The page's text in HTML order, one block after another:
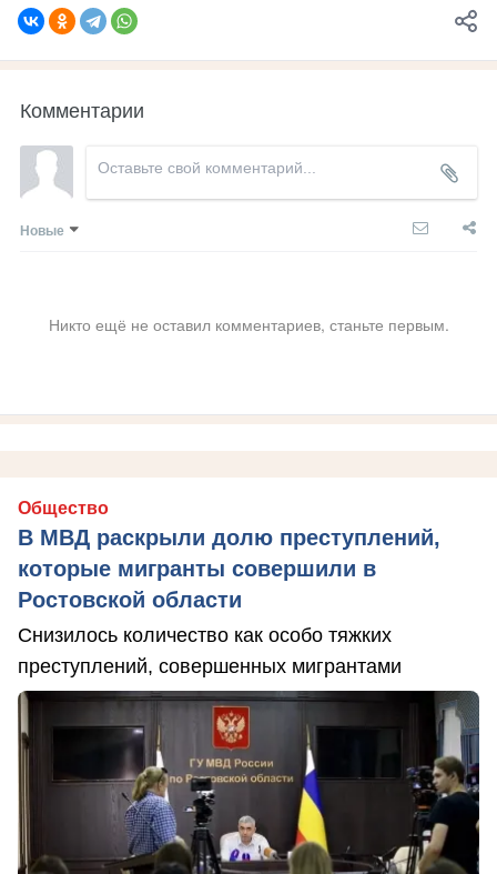
Комментарии
Новые
Никто ещё не оставил комментариев, станьте первым.
Общество
В МВД раскрыли долю преступлений,
которые мигранты совершили в
Ростовской области
Снизилось количество как особо тяжких
преступлений, совершенных мигрантами